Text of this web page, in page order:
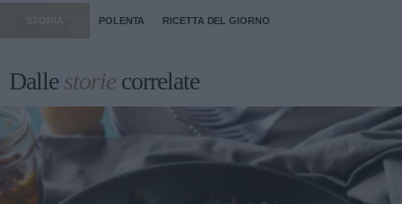
STORIA POLENTA RICETTA DEL GIORNO
Dallestoriecorrelate